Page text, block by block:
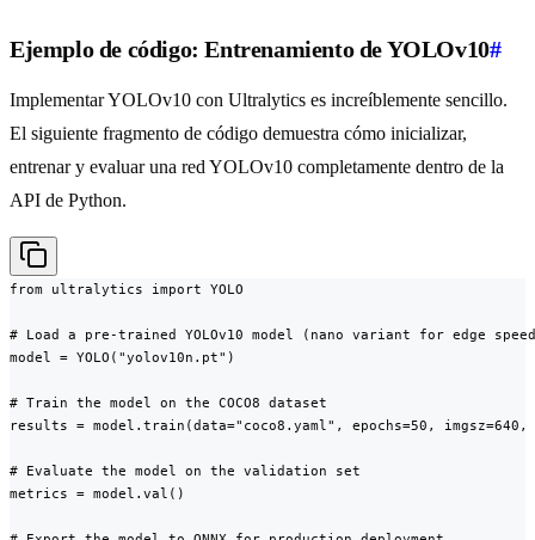
Ejemplo de código: Entrenamiento de YOLOv10#
Implementar YOLOv10 con Ultralytics es increíblemente sencillo.
El siguiente fragmento de código demuestra cómo inicializar,
entrenar y evaluar una red YOLOv10 completamente dentro de la
API de Python.
from ultralytics import YOLO
# Load a pre-trained YOLOv10 model (nano variant for edge
model = YOLO("yolov10n.pt")
# Train the model on the COCO8 dataset
results = model.train(data="coco8.yaml", epochs=50, imgsz=640,
# Evaluate the model on the validation set
metrics = model.val()